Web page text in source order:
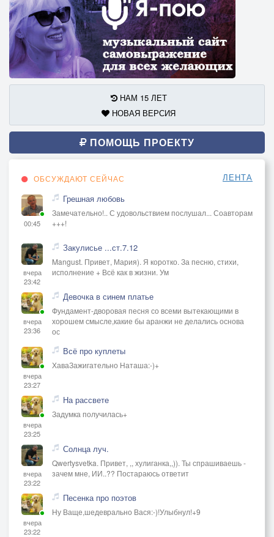
НАМ 15 ЛЕТ
НОВАЯ ВЕРСИЯ
ПОМОЩЬ ПРОЕКТУ
ОБСУЖДАЮТ СЕЙЧАС ЛЕНТА
00:45
Грешная любовь
Замечательно!.. С удовольствием послушал... Соавторам
+++!
вчера
23:42
Закулисье ...ст.7.12
Mangust. Привет, Мария). Я коротко. За песню, стихи,
исполнение + Всё как в жизни. Ум
вчера
23:36
Девочка в синем платье
Фундамент-дворовая песня со всеми вытекающими в
хорошем смысле,какие бы аранжи не делались основа
ос
вчера
23:27
Всё про куплеты
ХаваЗажигательно Наташа:-)+
вчера
23:25
На рассвете
Задумка получилась+
вчера
23:22
Солнца луч.
Qwertysvetka. Привет, ,, хулиганка,,)). Ты спрашиваешь -
зачем мне, ИИ..?? Постараюсь ответит
вчера
23:22
Песенка про поэтов
Ну Ваще,шедеврально Вася:-)!Улыбнул!+9